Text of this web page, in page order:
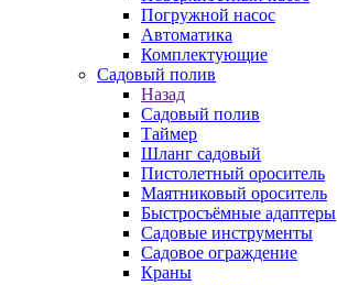
Погружной насос
Автоматика
Комплектующие
Садовый полив
Назад
Садовый полив
Таймер
Шланг садовый
Пистолетный ороситель
Маятниковый ороситель
Быстросъёмные адаптеры
Садовые инструменты
Садовое ограждение
Краны